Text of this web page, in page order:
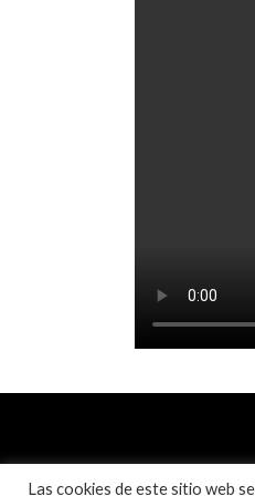
Las cookies de este sitio web